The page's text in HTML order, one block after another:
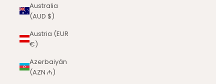
Australia
(AUD $)
Austria (EUR
€)
Azerbaiyán
(AZN ₼)